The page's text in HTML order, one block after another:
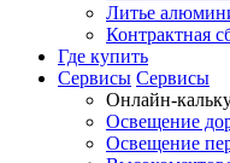
Литье
Контрактная
Где купить
Сервисы Сервисы
Онлайн-
Освещение
Освещение